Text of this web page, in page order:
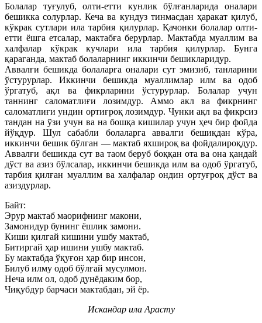
Болалар туғулуб, олти-етти кунлик бўлғанларида оналари
бешикка солурлар. Кеча ва кундуз тинмасдан ҳаракат қилуб,
кўкрак сутлари ила тарбия қилурлар. Қачонки болалар олти-
етти ёшга етсалар, мактабға берурлар. Мактабда муаллим ва
халфалар кўкрак кучлари ила тарбия қилурлар. Бунга
қараганда, мактаб болаларнинг иккинчи бешикларидур.
Аввалғи бешикда болаларға оналари сут эмизиб, танларини
ўстурурлар. Иккинчи бешикда муаллимлар илм ва одоб
ўргатуб, ақл ва фикрларини ўстурурлар. Болалар учун
таннинг саломатлиғи лозимдур. Аммо акл ва фикрнинг
саломатлиғи ундин ортиғроқ лозимдур. Чунки ақл ва фикрсиз
тандан на ўзи учун ва на бошқа кишилар учун ҳеч бир фойда
йўқдур. Шул сабабли болаларга аввалги бешиқдан кўра,
иккинчи бешик бўлган — мактаб яхшироқ ва фойдалироқдур.
Аввалғи бешикда сут ва таом беруб боққан ота ва она қандай
дўст ва азиз бўлсалар, иккинчи бешикда илм ва одоб ўргатуб,
тарбия қилған муаллим ва халфалар ондин ортуғроқ дўст ва
азиздурлар.
Байт:
Эрур мактаб маорифнинг макони,
Замонидур бунинг ёшлик замони.
Киши қилгай кишини ушбу мактаб,
Битиргай ҳар ишини ушбу мактаб.
Бу мактабда ўқуғон ҳар бир инсон,
Билуб илму одоб бўлғай мусулмон.
Неча илм ол, одоб дунёдаким бор,
Чиқубдур барчаси мактабдан, эй ёр.
Искандар ила Арасту